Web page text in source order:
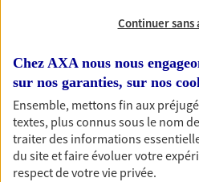
Nos expertises
Accompagner les
professionnels
entreprises
Comme vous, nous sommes
Continuer sans
Chez AXA nous nous
sur nos garanties, sur nos
Ensemble, mettons fin aux
textes, plus connus sous le nom de
traiter des informations
du site et faire évoluer votre
respect de votre vie privée.